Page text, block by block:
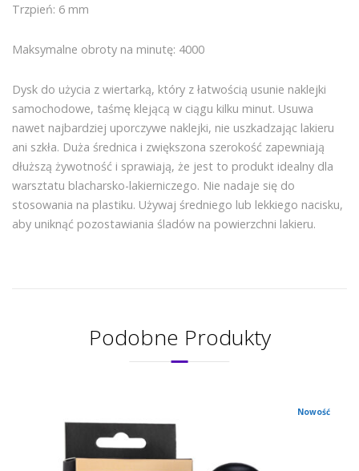
Trzpień: 6 mm
Maksymalne obroty na minutę: 4000
Dysk do użycia z wiertarką, który z łatwością usunie naklejki
samochodowe, taśmę klejącą w ciągu kilku minut. Usuwa
nawet najbardziej uporczywe naklejki, nie uszkadzając lakieru
ani szkła. Duża średnica i zwiększona szerokość zapewniają
dłuższą żywotność i sprawiają, że jest to produkt idealny dla
warsztatu blacharsko-lakierniczego. Nie nadaje się do
stosowania na plastiku. Używaj średniego lub lekkiego nacisku,
aby uniknąć pozostawiania śladów na powierzchni lakieru.
Podobne Produkty
Nowość